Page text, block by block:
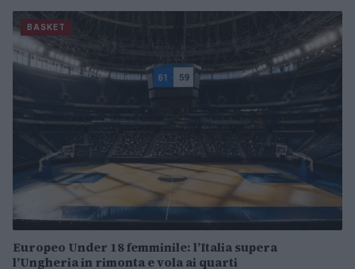
BASKET
Europeo Under 18 femminile: l’Italia supera
l’Ungheria in rimonta e vola ai quarti